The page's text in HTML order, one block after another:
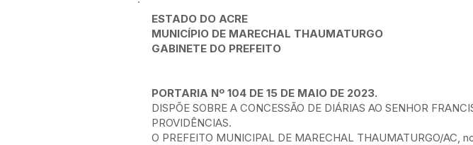
ESTADO DO ACRE
MUNICÍPIO DE MARECHAL THAUMATURGO
GABINETE DO PREFEITO
PORTARIA Nº 104 DE 15 DE MAIO DE 2023.
DISPÕE SOBRE A CONCESSÃO DE DIÁRIAS AO SENHOR
PROVIDÊNCIAS.
O PREFEITO MUNICIPAL DE MARECHAL THAUMATURGO/AC,